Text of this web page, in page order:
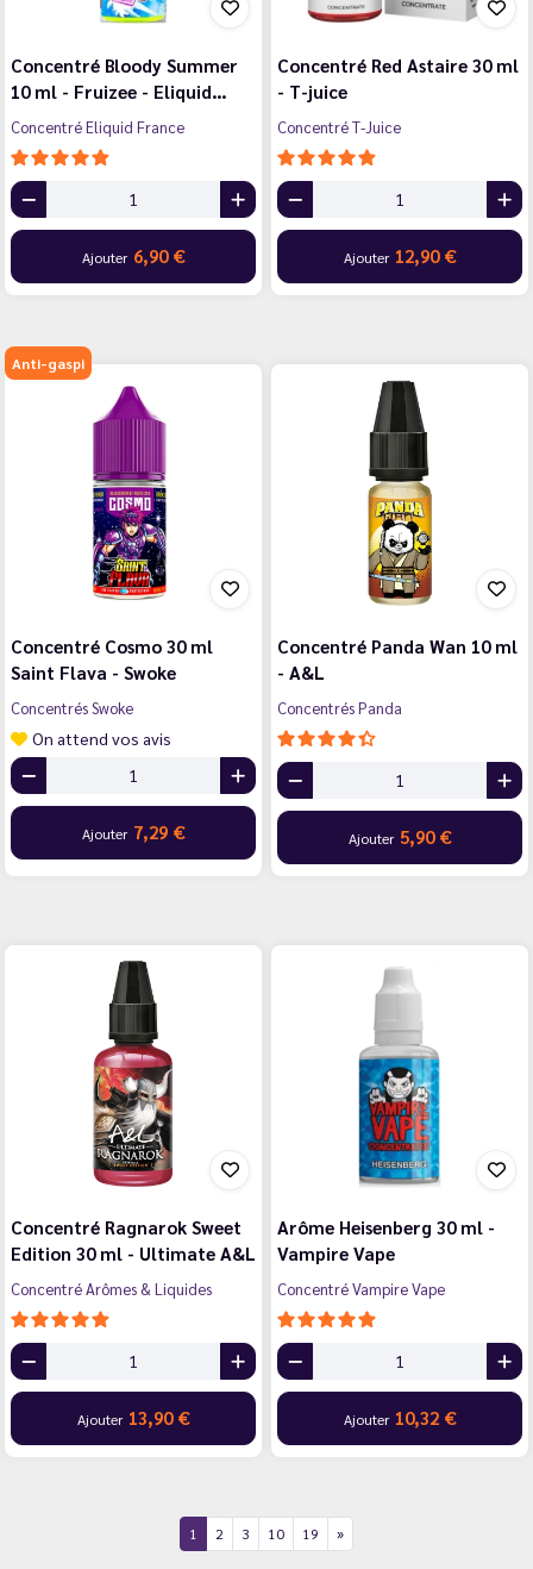
Concentré Bloody Summer
10 ml - Fruizee - Eliquid…
Concentré Eliquid France
Ajouter 6,90 €
Concentré Red Astaire 30 ml
- T-juice
Concentré T-Juice
Ajouter 12,90 €
Anti-gaspi
Concentré Cosmo 30 ml
Saint Flava - Swoke
Concentrés Swoke
On attend vos avis
Ajouter 7,29 €
Concentré Panda Wan 10 ml
- A&L
Concentrés Panda
Ajouter 5,90 €
Concentré Ragnarok Sweet
Edition 30 ml - Ultimate A&L
Concentré Arômes & Liquides
Ajouter 13,90 €
Arôme Heisenberg 30 ml -
Vampire Vape
Concentré Vampire Vape
Ajouter 10,32 €
1 2 3 10 19